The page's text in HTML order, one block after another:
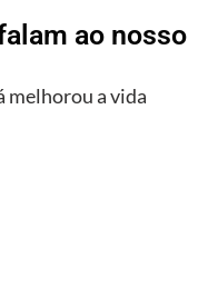
ao nosso
melhorou a vida